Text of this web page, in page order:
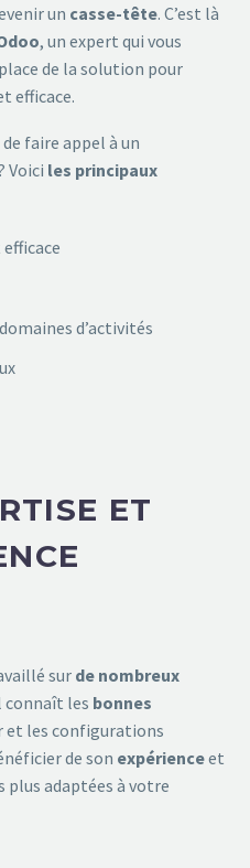
un casse-tête. C’est là
, un expert qui vous
de la solution pour
efficace.
faire appel à un
Voici les principaux
d’activités
ET
sur de nombreux
connaît les bonnes
et les configurations
de son expérienceet
plus adaptées à votre